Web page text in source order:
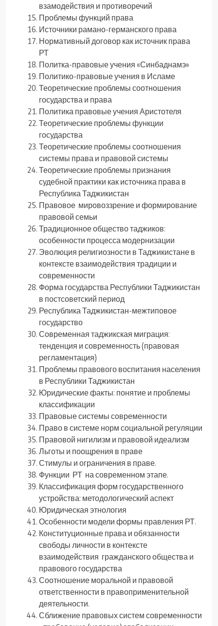
взамодействия и противоречий
Проблемы функций права
Источники рамано-германского права
Нормативный договор как источник права
РТ
Политка-правовые учения «Синбаднамэ»
Политико-правовые учения в Исламе
Теоретические проблемы соотношения
государства и права
Политика правовые учения Аристотеля
Теоретические проблемы функции
государства
Теоретические проблемы соотношения
системы права и правовой системы
Теоретические проблемы признания
судебной практики как источника права в
Республика Таджикистан
Правовое мировоззрение и формирование
правовой семьи
Традиционное общество таджиков:
особенности процесса модернизации
Эволюция религиозности в Таджикистане в
контексте взаимодействия традиции и
современности
Форма государства Республики Таджикистан
в постсоветский период
Республика Таджикистан-межтиповое
государство
Современная таджикская миграция:
тенденция и современность (правовая
регламентация)
Проблемы правового воспитания населения
в Республики Таджикистан
Юридические факты: понятие и проблемы
классификации
Правовые системы современности
Право в системе норм социальной регуляции
Правовой нигилизм и правовой идеализм
Льготы и поощрения в праве
Стимулы и ограничения в праве.
Функции РТ на современном этапе.
Классификация форм государственного
устройства: методологический аспект
Юридическая этнология
Особенности модели формы правления РТ.
Конституционные права и обязанности
свободы личности в контексте
взаимодействия гражданского общества и
правового государства
Соотношение моральной и правовой
ответственности в правоприменительной
деятельности.
Сближение правовых систем современности